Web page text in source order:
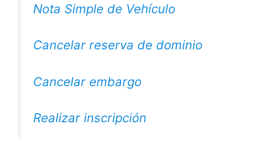
Nota Simple de Vehículo
Cancelar reserva de dominio
Cancelar embargo
Realizar inscripción